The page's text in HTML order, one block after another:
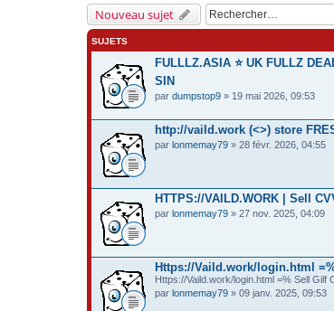
Nouveau sujet
SUJETS
FULLLZ.ASIA ⭐️ UK FULLZ
SIN
par dumpstop9 » 19 mai 2026, 09:53
http://vaild.work (<>) store
par lonmemay79 » 28 févr. 2026, 04:55
HTTPS://VAILD.WORK | Sell
par lonmemay79 » 27 nov. 2025, 04:09
Https://Vaild.work/login.html
Https://Vaild.work/login.html =% Sell
par lonmemay79 » 09 janv. 2025, 09:53